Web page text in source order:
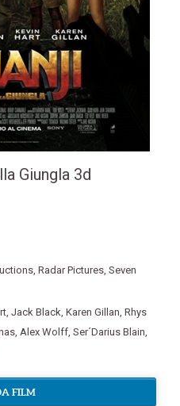
Giungla 3d
Radar Pictures Seven
Jack Black Karen Gillan Rhys
Alex Wolff Ser´Darius Blain
FILM